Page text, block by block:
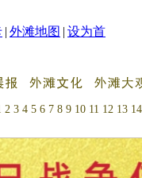
| 外滩地图 | 设为首
2 3 4 5 6 7 8 9 10 11 12 13 14